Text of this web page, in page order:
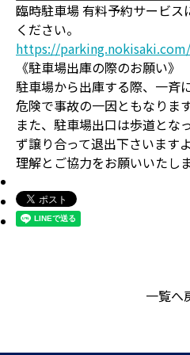
臨時駐車場 有料予約サービ
ください。
https://
《駐車場出庫の際のお願い》
駐車場から出庫する際、一斉
危険で事故の一因ともなります
また、駐車場出口は歩道とな
ず譲り合って退出下さいます
理解とご協力をお願いいたしま
一覧へ